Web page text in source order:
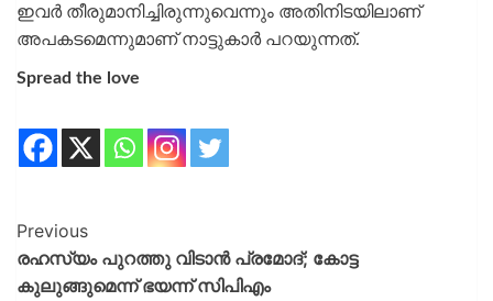
ഇവര്‍ തീരുമാനിച്ചിരുന്നുവെന്നും അതിനിടയിലാണ്
അപകടമെന്നുമാണ് നാട്ടുകാര്‍ പറയുന്നത്.
Spread the love
Previous
രഹസ്യം പുറത്തു വിടാൻ പ്രമോദ്; കോട്ട
കുലുങ്ങുമെന്ന് ഭയന്ന് സിപിഎം